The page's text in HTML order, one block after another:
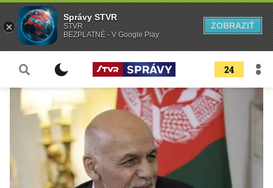
24
Správy STVR
STVR
BEZPLATNÉ - V Google Play
ZOBRAZIŤ